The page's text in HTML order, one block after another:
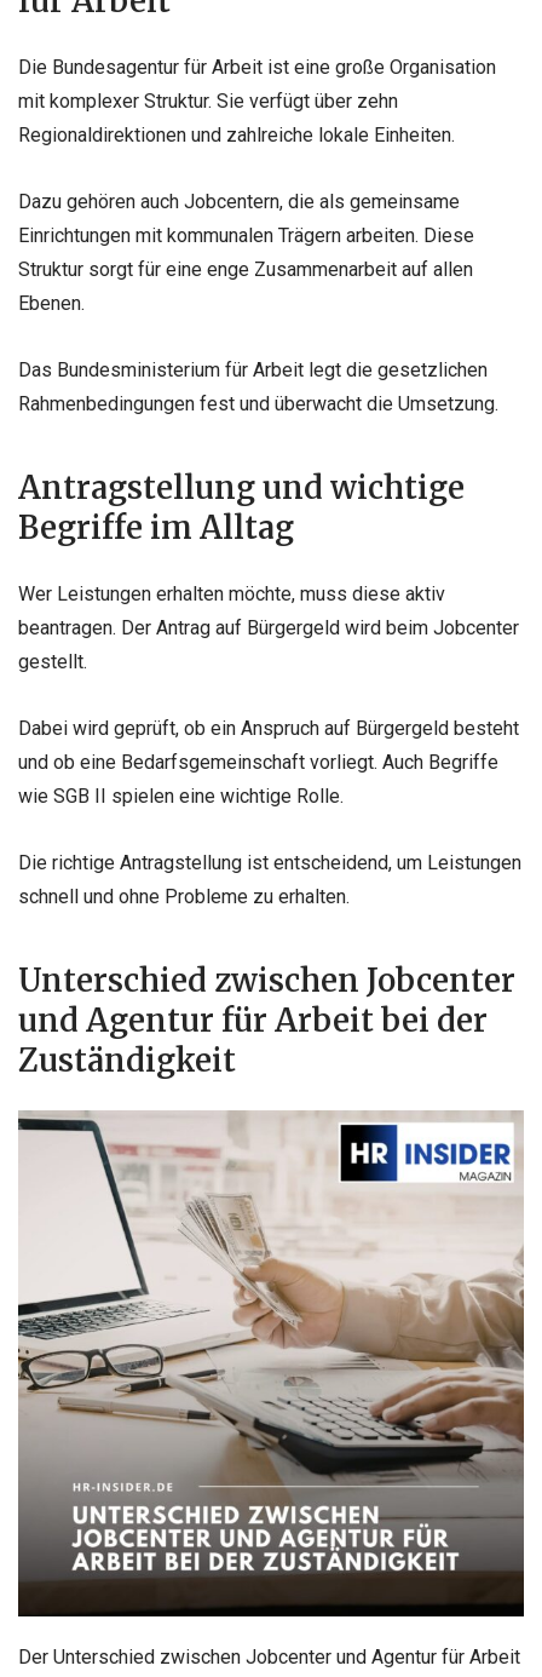
Die Bundesagentur für Arbeit ist eine große Organisation
mit komplexer Struktur. Sie verfügt über zehn
Regionaldirektionen und zahlreiche lokale Einheiten.
Dazu gehören auch Jobcentern, die als gemeinsame
Einrichtungen mit kommunalen Trägern arbeiten. Diese
Struktur sorgt für eine enge Zusammenarbeit auf allen
Ebenen.
Das Bundesministerium für Arbeit legt die gesetzlichen
Rahmenbedingungen fest und überwacht die Umsetzung.
Antragstellung und wichtige
Begriffe im Alltag
Wer Leistungen erhalten möchte, muss diese aktiv
beantragen. Der Antrag auf Bürgergeld wird beim Jobcenter
gestellt.
Dabei wird geprüft, ob ein Anspruch auf Bürgergeld besteht
und ob eine Bedarfsgemeinschaft vorliegt. Auch Begriffe
wie SGB II spielen eine wichtige Rolle.
Die richtige Antragstellung ist entscheidend, um Leistungen
schnell und ohne Probleme zu erhalten.
Unterschied zwischen Jobcenter
und Agentur für Arbeit bei der
Zuständigkeit
Der Unterschied zwischen Jobcenter und Agentur für Arbeit